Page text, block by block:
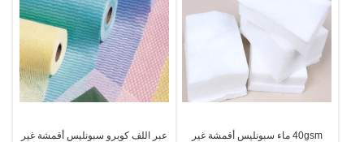
40gsm ماء سبونليس أقمشة غير
عبر اللف كوبرو سبونليس أقمشة غير